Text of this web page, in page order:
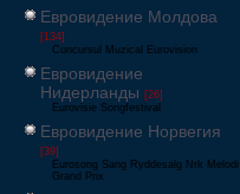
Евровидение Молдова
[134]
Concursul Muzical Eurovision
Евровидение
Нидерланды [26]
Eurovisie Songfestival
Евровидение Норвегия
[39]
Eurosong Sang Ryddesalg Nrk Melodi
Grand Prix